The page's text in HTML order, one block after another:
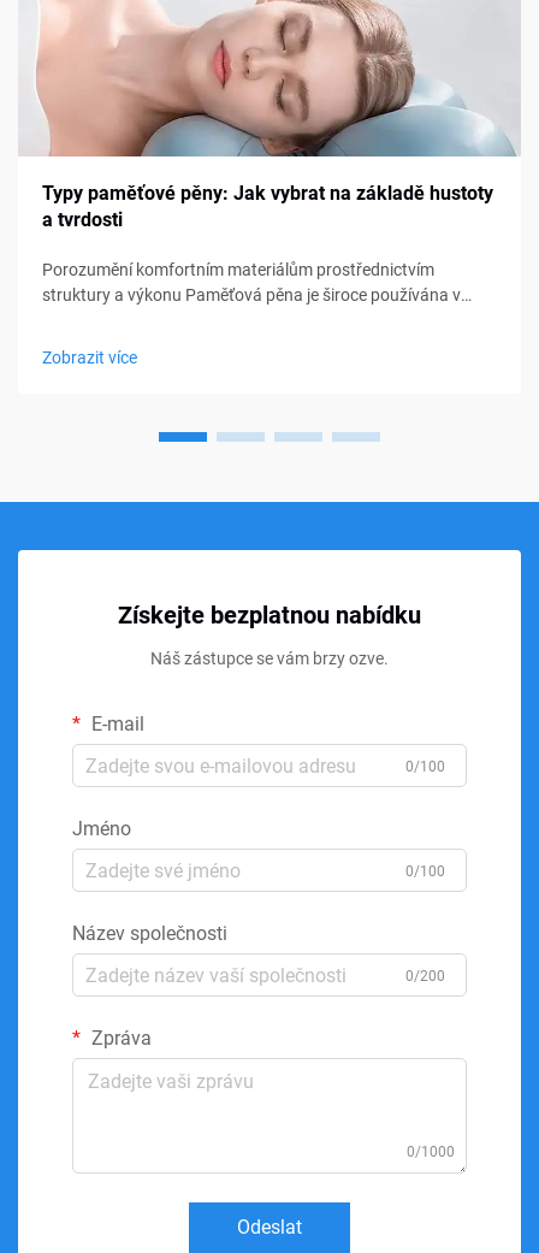
Typy paměťové pěny: Jak vybrat na základě hustoty
a tvrdosti
Porozumění komfortním materiálům prostřednictvím
struktury a výkonu Paměťová pěna je široce používána v
Zobrazit více
Získejte bezplatnou nabídku
Náš zástupce se vám brzy ozve.
E-mail
0/100
Jméno
0/100
Název společnosti
0/200
Zpráva
0/1000
Odeslat